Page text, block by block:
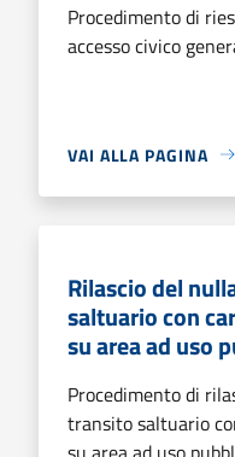
Procedimento di
accesso civico
VAI ALLA PAGINA
Rilascio del
saltuario con
su area ad uso
Procedimento di
transito saltuario